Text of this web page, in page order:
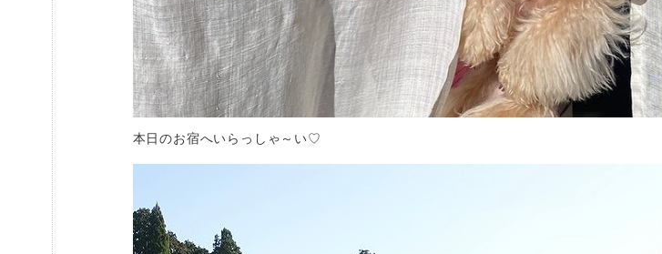
本日のお宿へいらっしゃ～い♡